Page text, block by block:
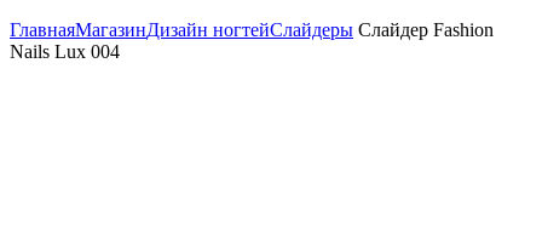
ГлавнаяМагазинДизайн ногтейСлайдеры Слайдер Fashion
Nails Lux 004